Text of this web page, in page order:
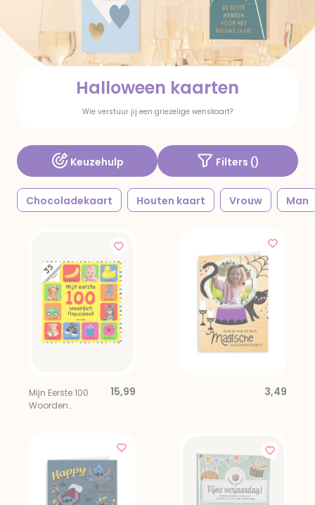
Halloween kaarten
Wie verstuur jij een griezelige wenskaart?
Keuzehulp Filters ()
Chocoladekaart Houten kaart Vrouw Man
Mijn Eerste 100
Woorden
15,99 3,49